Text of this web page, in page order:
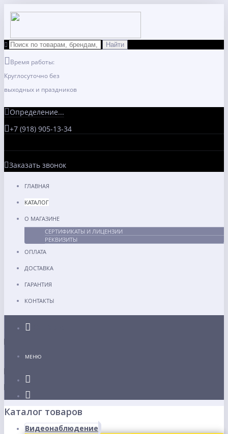
Время работы:
Круглосуточно без
выходных и праздников
Определение...
+7 (918) 905-13-34
Заказать звонок
ГЛАВНАЯ
КАТАЛОГ
О МАГАЗИНЕ
СЕРТИФИКАТЫ И ЛИЦЕНЗИИ
РЕКВИЗИТЫ
ОПЛАТА
ДОСТАВКА
ГАРАНТИЯ
КОНТАКТЫ
МЕНЮ
Каталог товаров
Видеонаблюдение